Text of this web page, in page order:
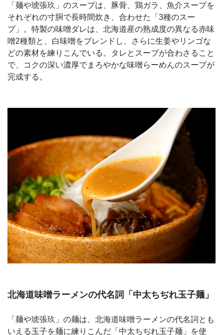
「麺や琥張玖」のスープは、豚骨、鶏ガラ、魚介スープを
それぞれの寸胴で長時間炊き、合わせた「3種のスー
プ」。特製の味噌ダレは、北海道産の熟成度の異なる赤味
噌2種類と、白味噌をブレンドし、さらに生姜やリンゴな
どの素材を練りこんでいる。タレとスープが合わさること
で、コクの深い濃厚でまろやかな味噌らーめんのスープが
完成する。
北海道味噌ラーメンの代名詞「中太ちぢれ玉子麺」
「麺や琥張玖」の麺は、北海道味噌ラーメンの代名詞とも
いえる玉子を麺に練りこんだ「中太ちぢれ玉子麺」を使